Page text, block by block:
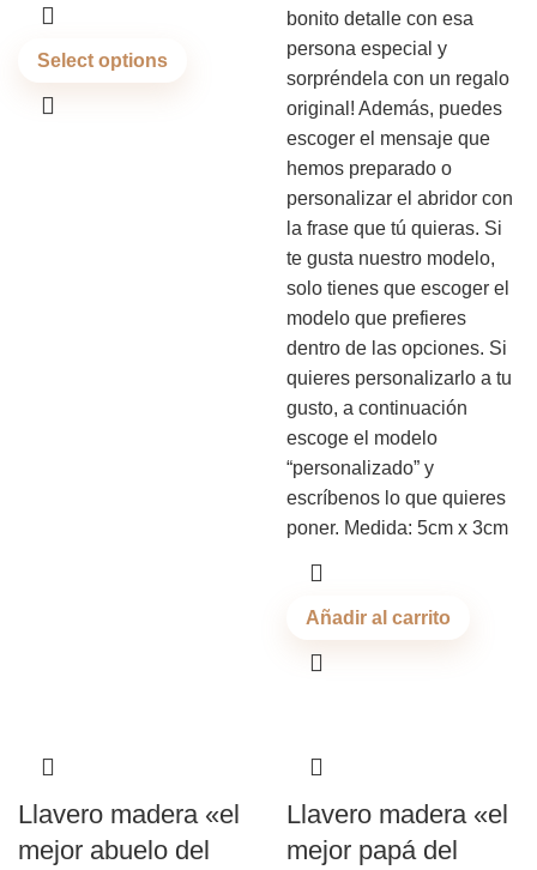
Select options
bonito detalle con esa
persona especial y
sorpréndela con un regalo
original! Además, puedes
escoger el mensaje que
hemos preparado o
personalizar el abridor con
la frase que tú quieras. Si
te gusta nuestro modelo,
solo tienes que escoger el
modelo que prefieres
dentro de las opciones. Si
quieres personalizarlo a tu
gusto, a continuación
escoge el modelo
“personalizado” y
escríbenos lo que quieres
poner. Medida: 5cm x 3cm
Añadir al carrito
Llavero madera «el
mejor abuelo del
Llavero madera «el
mejor papá del